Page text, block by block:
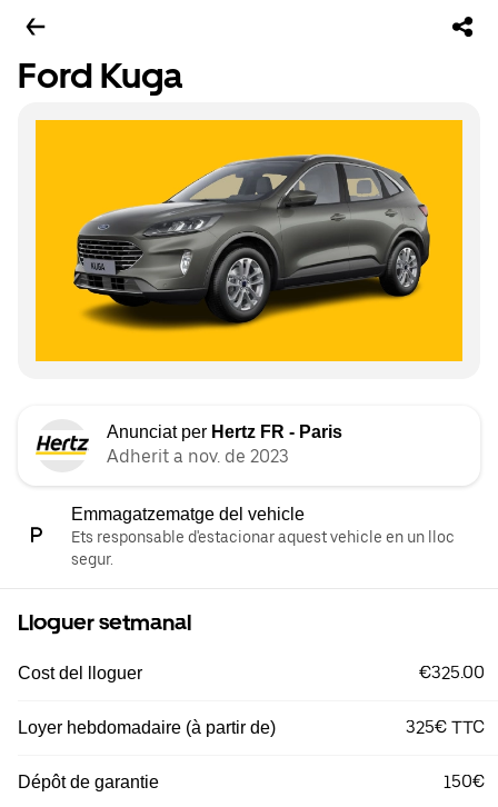
Ford Kuga
Anunciat per Hertz FR - Paris
Adherit a nov. de 2023
Emmagatzematge del vehicle
Ets responsable d'estacionar aquest vehicle en un lloc
segur.
Lloguer setmanal
Cost del lloguer €325.00
Loyer hebdomadaire (à partir de) 325€ TTC
Dépôt de garantie 150€